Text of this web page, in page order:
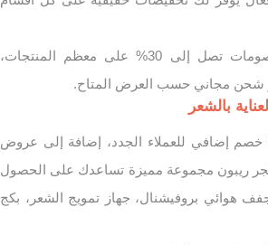
يمكنك الآن تفعيل كود ريبون للحصول على خصومات تصل إلى 30% على معظم المنتجات،
شحن مجاني حسب العرض المتاح.
خصم ريبون أول طلب لتحصل على 5% خصم إضافي للعملاء الجدد، إضافة إلى عروض
متجر ريبون مجموعة مميزة تساعدك على الحصول
هوائي بروفيشنال، جهاز تمويج الشعر، بكج